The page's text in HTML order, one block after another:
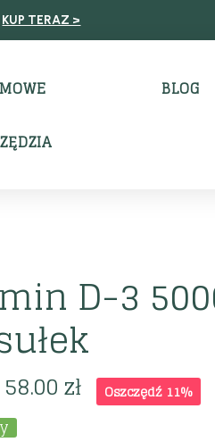
KUP TERAZ >
BLOG
D-3
58.00zł Oszczędź 11%